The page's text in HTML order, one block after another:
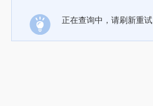
正在查询中，请刷新重试